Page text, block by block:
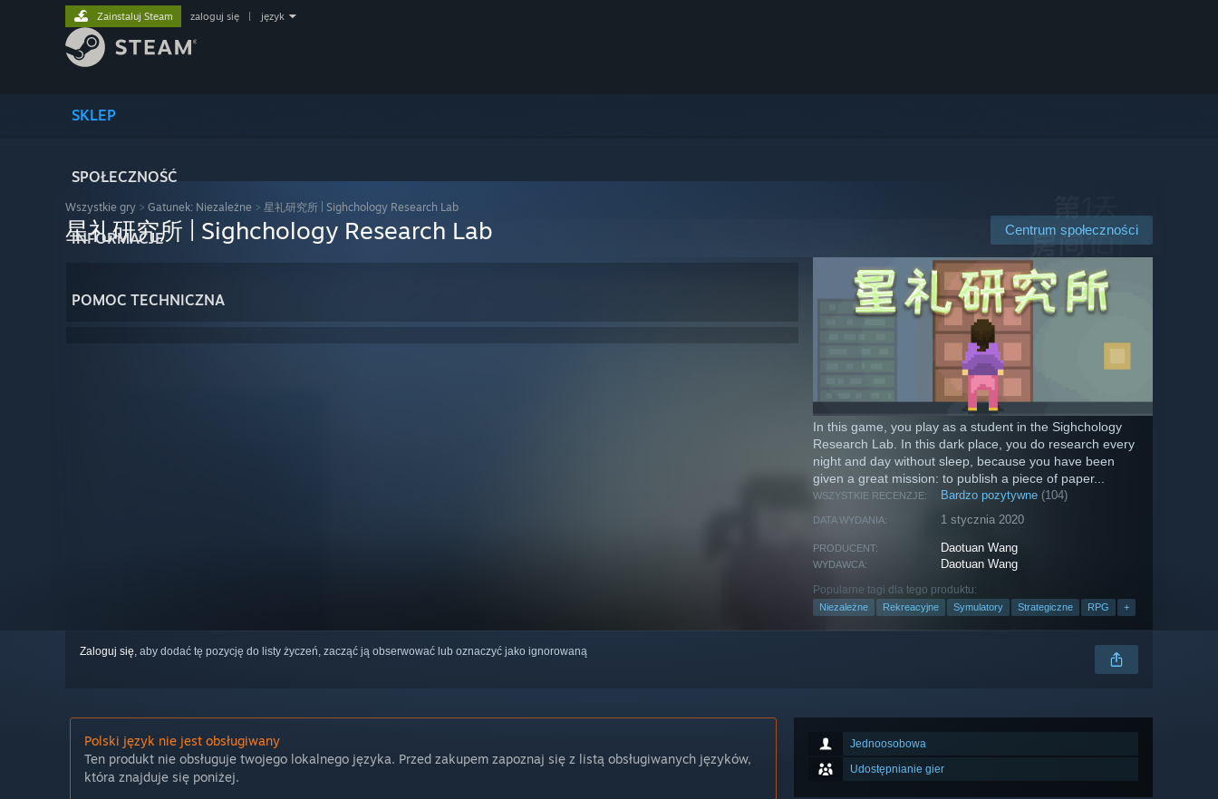
SKLEP
SPOŁECZNOŚĆ
INFORMACJE
POMOC TECHNICZNA
Zainstaluj Steam zaloguj się język
Wszystkie gry > Gatunek: Niezależne > 星礼研究所 | Sighchology Research Lab
Centrum społeczności
星礼研究所 | Sighchology Research Lab
In this game, you play as a student in the Sighchology
Research Lab. In this dark place, you do research every
night and day without sleep, because you have been
given a great mission: to publish a piece of paper...
WSZYSTKIE RECENZJE: Bardzo pozytywne (104)
DATA WYDANIA: 1 stycznia 2020
PRODUCENT: Daotuan Wang
WYDAWCA: Daotuan Wang
Popularne tagi dla tego produktu:
Niezależne Rekreacyjne Symulatory Strategiczne RPG +
Zaloguj się, aby dodać tę pozycję do listy życzeń, zacząć ją obserwować lub oznaczyć jako ignorowaną
Jednoosobowa
Udostępnianie gier
Polski język nie jest obsługiwany
Ten produkt nie obsługuje twojego lokalnego języka. Przed zakupem zapoznaj się z listą obsługiwanych języków,
która znajduje się poniżej.